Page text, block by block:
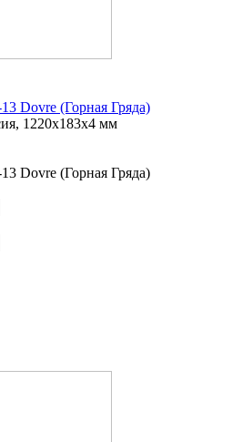
Dovre (Горная Гряда)
1220x183x4 мм
Dovre (Горная Гряда)